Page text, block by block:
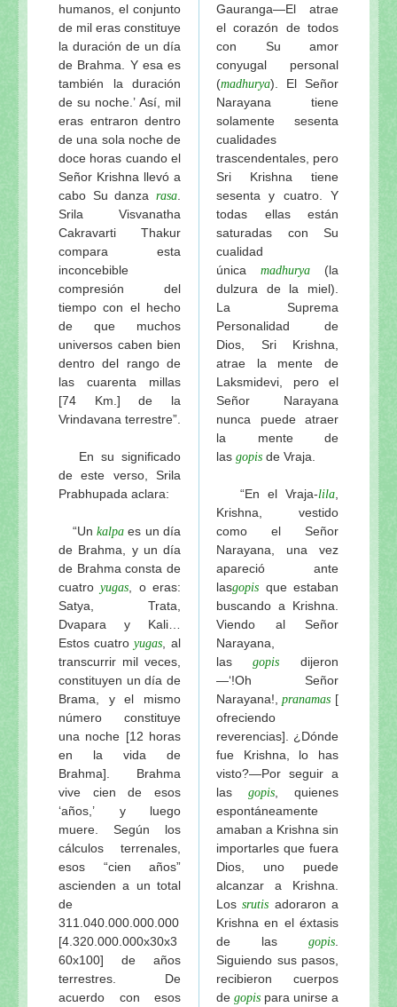
humanos, el conjunto
de mil eras constituye
la duración de un día
de Brahma. Y esa es
también la duración
de su noche.’ Así, mil
eras entraron dentro
de una sola noche de
doce horas cuando el
Señor Krishna llevó a
cabo Su danza rasa
Srila Visvanatha
Cakravarti Thakur
compara esta
inconcebible
compresión del
tiempo con el hecho
de que muchos
universos caben bien
dentro del rango de
las cuarenta millas
[74 Km.] de la
Vrindavana terrestre”.
En su significado
de este verso, Srila
Prabhupada aclara:
“Un kalpa es un día
de Brahma, y un día
de Brahma consta de
cuatro yugas , o eras:
Satya, Trata,
Dvapara y Kali…
Estos cuatro yugas , al
transcurrir mil veces,
constituyen un día de
Brama, y el mismo
número constituye
una noche [12 horas
en la vida de
Brahma]. Brahma
vive cien de esos
‘años,’ y luego
muere. Según los
cálculos terrenales,
esos “cien años”
ascienden a un total
de
311.040.000.000.000
[4.320.000.000x30x3
60x100] de años
terrestres. De
acuerdo con esos
Gauranga—El atrae
el corazón de todos
con Su amor
conyugal personal
(madhurya). El Señor
Narayana tiene
solamente sesenta
cualidades
trascendentales, pero
Sri Krishna tiene
sesenta y cuatro. Y
todas ellas están
saturadas con Su
cualidad
única madhurya (la
dulzura de la miel).
La Suprema
Personalidad de
Dios, Sri Krishna,
atrae la mente de
Laksmidevi, pero el
Señor Narayana
nunca puede atraer
la mente de
las gopis de Vraja.
“En el Vraja-lila
Krishna, vestido
como el Señor
Narayana, una vez
apareció ante
lasgopis que estaban
buscando a Krishna.
Viendo al Señor
Narayana,
las gopis dijeron
—‘!Oh Señor
Narayana!, pranamas [
ofreciendo
reverencias]. ¿Dónde
fue Krishna, lo has
visto?—Por seguir a
las gopis , quienes
espontáneamente
amaban a Krishna sin
importarles que fuera
Dios, uno puede
alcanzar a Krishna.
Los srutis adoraron a
Krishna en el éxtasis
de las gopis
Siguiendo sus pasos,
recibieron cuerpos
de gopis para unirse a